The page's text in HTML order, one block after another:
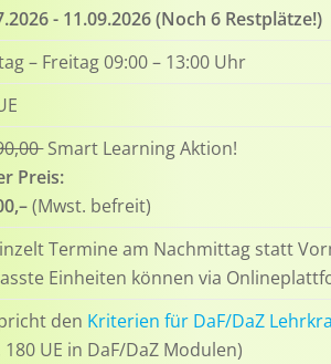
- 11.09.2026 (Noch 6 Restplätze!)
– Freitag 09:00 – 13:00 Uhr
Smart Learning Aktion!
Preis:
(Mwst. befreit)
Termine am Nachmittag statt
Einheiten können via
den Kriterien für DaF/DaZ
180 UE in DaF/DaZ Modulen)